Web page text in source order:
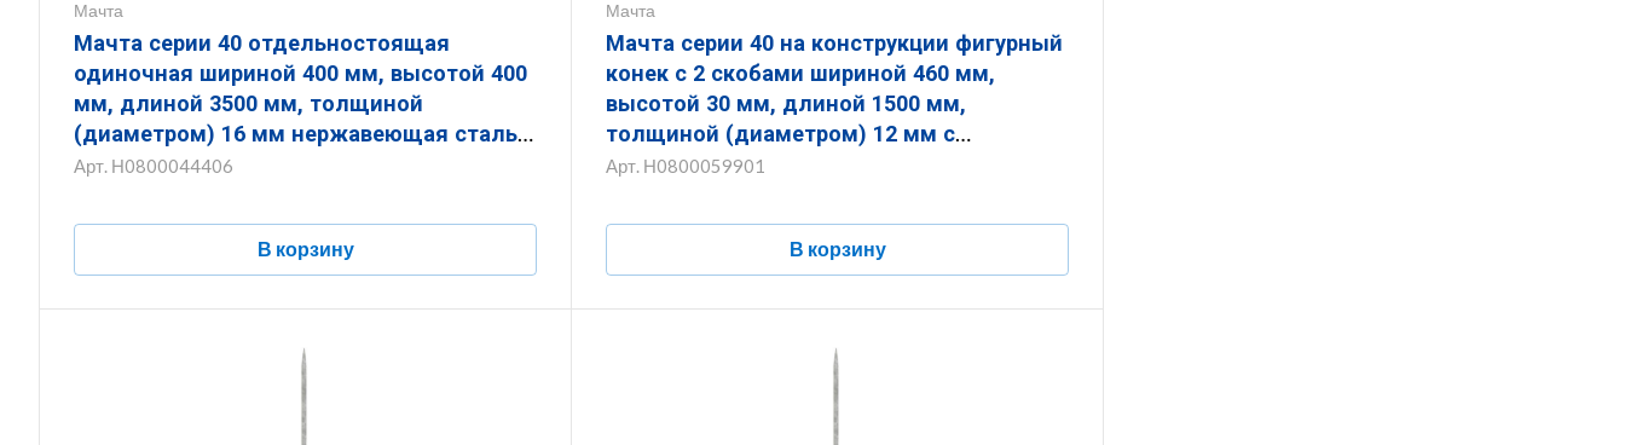
Мачта
Мачта серии 40 отдельностоящая
одиночная шириной 400 мм, высотой 400
мм, длиной 3500 мм, толщиной
(диаметром) 16 мм нержавеющая сталь
ЗМОО.400.400.3500.16.6
Арт. Н0800044406
В корзину
Мачта
Мачта серии 40 на конструкции фигурный
конек с 2 скобами шириной 460 мм,
высотой 30 мм, длиной 1500 мм,
толщиной (диаметром) 12 мм с
горячеоцинкованным покрытием
Арт. Н0800059901
В корзину